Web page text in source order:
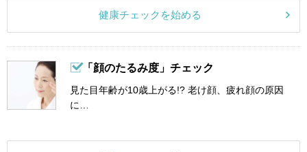
健康チェックを始める
「顔のたるみ度」チェック
見た目年齢が10歳上がる!? 老け顔、疲れ顔の原因
に…